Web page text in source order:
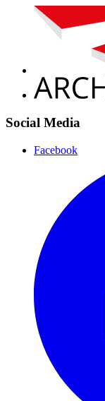
Social Media
Facebook